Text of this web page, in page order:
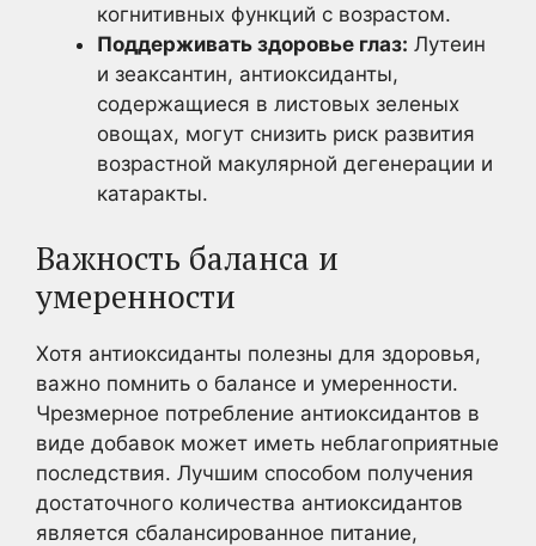
когнитивных функций с возрастом.
Поддерживать здоровье глаз: Лутеин
и зеаксантин, антиоксиданты,
содержащиеся в листовых зеленых
овощах, могут снизить риск развития
возрастной макулярной дегенерации и
катаракты.
Важность баланса и
умеренности
Хотя антиоксиданты полезны для здоровья,
важно помнить о балансе и умеренности.
Чрезмерное потребление антиоксидантов в
виде добавок может иметь неблагоприятные
последствия. Лучшим способом получения
достаточного количества антиоксидантов
является сбалансированное питание,